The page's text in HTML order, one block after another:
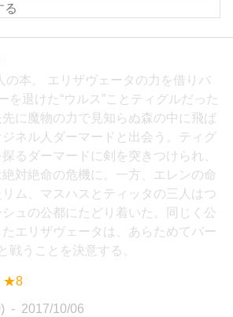
の本。 エリザヴェータの力を借りバ
を退けた“ウルス”ことティグルだった
に魔物の力で見知らぬ森の中に飛ば
ジネル人ダーマードと出会う。ティグ
るダーマードに剣を突きつけられ、
対絶命の危機に。一方、エレンの命
ム、マスハスとティッタの三人はつ
ュの公都にたどり着いた。同じく公
エリザヴェータは、あらためてバー
戦うことを決意する。
★8
2017/10/06